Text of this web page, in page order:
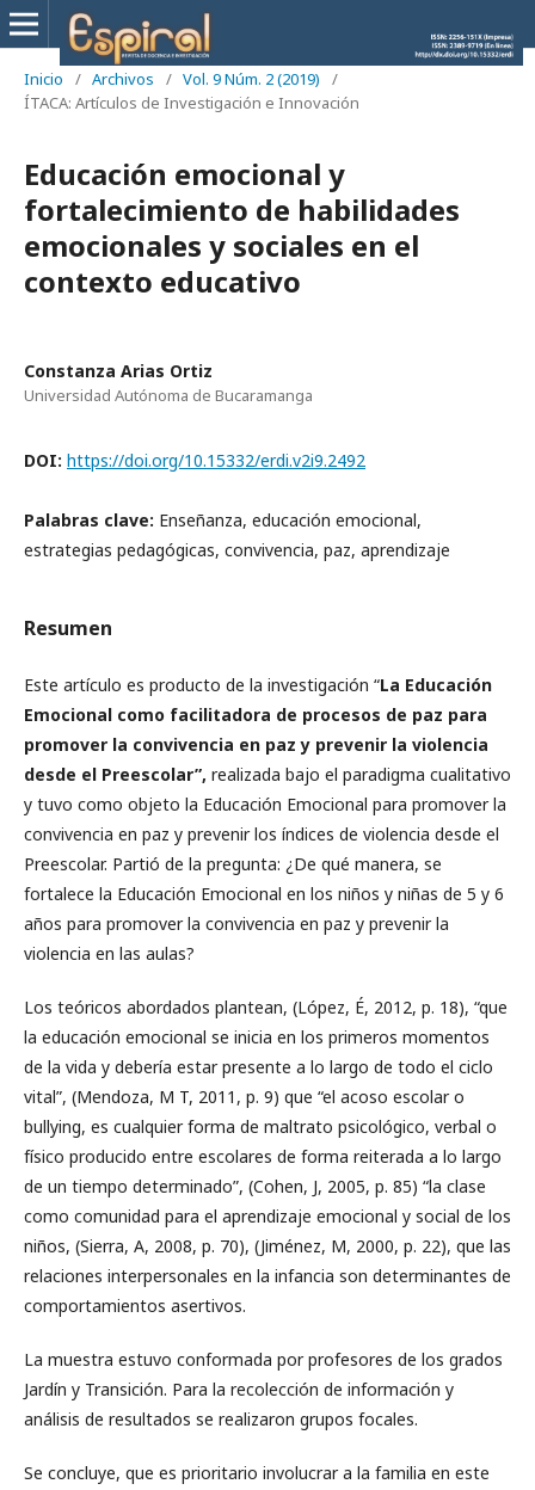
Inicio / Archivos / Vol. 9 Núm. 2 (2019)
/
ÍTACA: Artículos de Investigación e Innovación
Educación emocional y
fortalecimiento de habilidades
emocionales y sociales en el
contexto educativo
Constanza Arias Ortiz
Universidad Autónoma de Bucaramanga
DOI: https://doi.org/10.15332/erdi.v2i9.2492
Palabras clave: Enseñanza, educación emocional,
estrategias pedagógicas, convivencia, paz, aprendizaje
Resumen
Este artículo es producto de la investigación “La Educación
Emocional como facilitadora de procesos de paz para
promover la convivencia en paz y prevenir la violencia
desde el Preescolar”, realizada bajo el paradigma cualitativo
y tuvo como objeto la Educación Emocional para promover la
convivencia en paz y prevenir los índices de violencia desde el
Preescolar. Partió de la pregunta: ¿De qué manera, se
fortalece la Educación Emocional en los niños y niñas de 5 y 6
años para promover la convivencia en paz y prevenir la
violencia en las aulas?
Los teóricos abordados plantean, (López, É, 2012, p. 18), “que
la educación emocional se inicia en los primeros momentos
de la vida y debería estar presente a lo largo de todo el ciclo
vital”, (Mendoza, M T, 2011, p. 9) que “el acoso escolar o
bullying, es cualquier forma de maltrato psicológico, verbal o
físico producido entre escolares de forma reiterada a lo largo
de un tiempo determinado”, (Cohen, J, 2005, p. 85) “la clase
como comunidad para el aprendizaje emocional y social de los
niños, (Sierra, A, 2008, p. 70), (Jiménez, M, 2000, p. 22), que las
relaciones interpersonales en la infancia son determinantes de
comportamientos asertivos.
La muestra estuvo conformada por profesores de los grados
Jardín y Transición. Para la recolección de información y
análisis de resultados se realizaron grupos focales.
Se concluye, que es prioritario involucrar a la familia en este